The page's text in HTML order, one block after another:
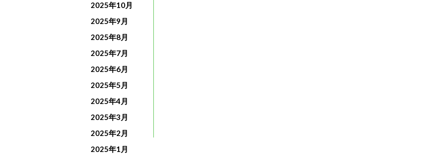
2025年10月
2025年9月
2025年8月
2025年7月
2025年6月
2025年5月
2025年4月
2025年3月
2025年2月
2025年1月